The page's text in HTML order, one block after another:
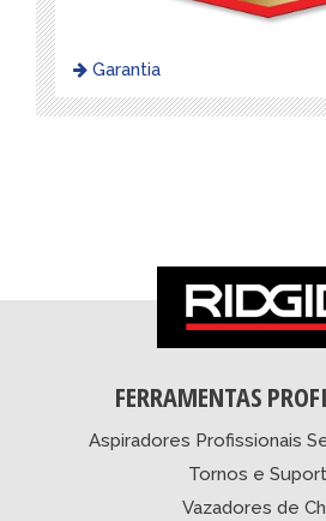
Garantia
FERRAMENTAS
Aspiradores Profissionais
Tornos e
Vazadores de